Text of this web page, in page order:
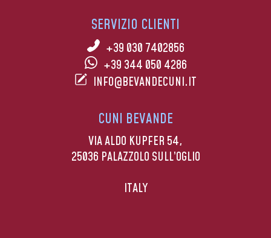
SERVIZIO CLIENTI
+39 030 7402856
+39 344 050 4286
INFO@BEVANDECUNI.IT
CUNI BEVANDE
VIA ALDO KUPFER 54,
25036 PALAZZOLO SULL’OGLIO
ITALY